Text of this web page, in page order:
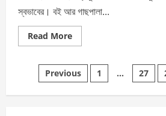
স্বভাবের। বই আর গাছপালা...
Read MoreRead
more
অতিথি
Posts
pagination
Previous 1 … 27